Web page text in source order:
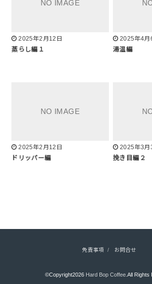
2025年2月12日
蒸らし編１
2025年4月
湯温編
2025年2月12日
ドリッパー編
2025年3月
挽き目編２
免責事項 お問合せ
©Copyright2026 Hard Bop Coffee .All Rights